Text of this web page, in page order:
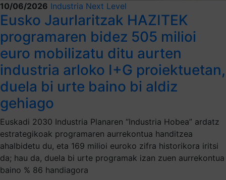
10/06/2026 Industria Next Level
Eusko Jaurlaritzak HAZITEK
programaren bidez 505 milioi
euro mobilizatu ditu aurten
industria arloko I+G proiektuetan,
duela bi urte baino bi aldiz
gehiago
Euskadi 2030 Industria Planaren “Industria Hobea” ardatz
estrategikoak programaren aurrekontua handitzea
ahalbidetu du, eta 169 milioi euroko zifra historikora iritsi
da; hau da, duela bi urte programak izan zuen aurrekontua
baino % 86 handiagora